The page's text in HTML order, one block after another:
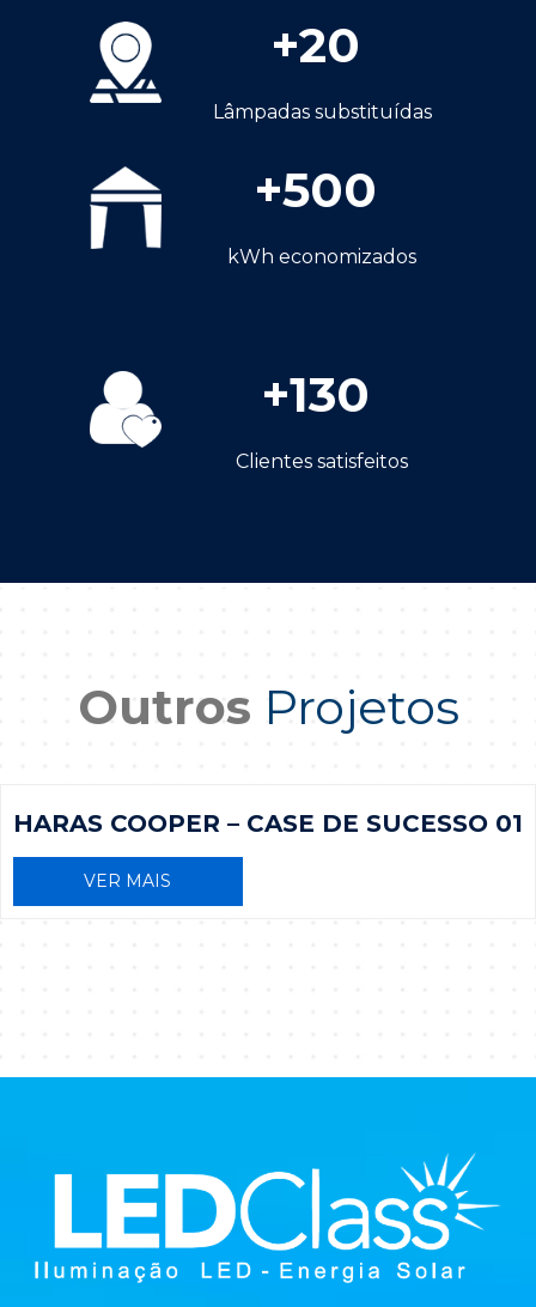
+20
Lâmpadas substituídas
+500
kWh economizados
+130
Clientes satisfeitos
Outros Projetos
HARAS COOPER – CASE DE SUCESSO 01
VER MAIS